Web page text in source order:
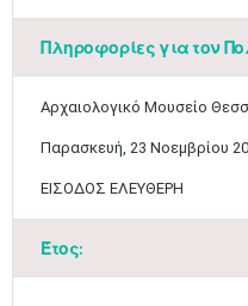
Πληροφορίες για τον
​Αρχαιολογικό Μουσείο
Παρασκευή, 23 Νοεμβρίου
ΕΙΣΟΔΟΣ ΕΛΕΥΘΕΡΗ
Έτος:
• • •